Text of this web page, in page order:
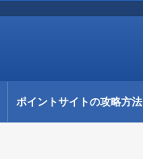
ポイントサイトの攻略方法